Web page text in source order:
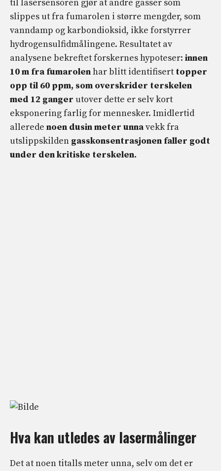
til lasersensoren gjør at andre gasser som
slippes ut fra fumarolen i større mengder, som
vanndamp og karbondioksid, ikke forstyrrer
hydrogensulfidmålingene. Resultatet av
analysene bekreftet forskernes hypoteser: innen
10 m fra fumarolenhar blitt identifisert topper
opp til 60 ppm, som overskrider terskelen
med 12 ganger utover dette er selv kort
eksponering farlig for mennesker. Imidlertid
allerede noen dusin meter unnavekk fra
utslippskilden gasskonsentrasjonen faller godt
under den kritiske terskelen.
Hva kan utledes av lasermålinger
Det at noen titalls meter unna, selv om det er